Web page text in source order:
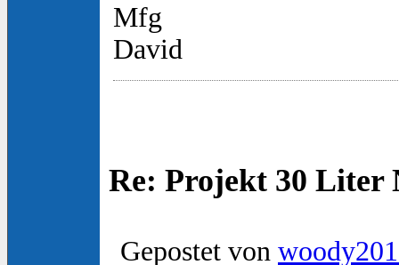
Mfg
David
Re: Projekt 30 Liter
Gepostet von